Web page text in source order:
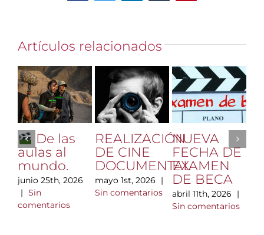
Artículos relacionados
De las
aulas al
mundo.
junio 25th, 2026
| Sin
comentarios
REALIZACIÓN
DE CINE
DOCUMENTAL
mayo 1st, 2026
|
Sin comentarios
NUEVA
FECHA DE
EXAMEN
DE BECA
abril 11th, 2026
|
Sin comentarios